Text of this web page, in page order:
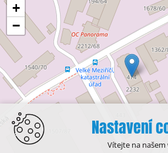
+
−
Nastavení
Vítejte na našem